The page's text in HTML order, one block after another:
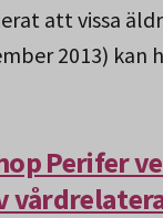
att vissa
2013) kan
Perifer